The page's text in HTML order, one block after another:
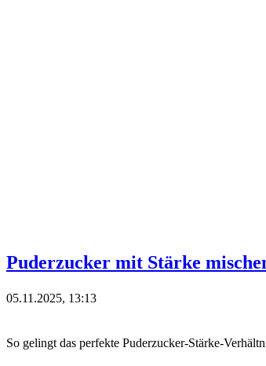
Puderzucker mit Stärke
05.11.2025, 13:13
So gelingt das perfekte Puderzucker-Stärke-